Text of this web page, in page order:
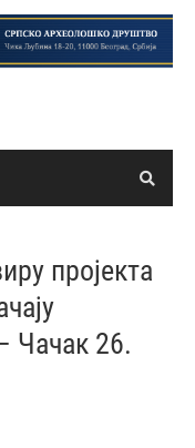
пројекта
Чачак 26.